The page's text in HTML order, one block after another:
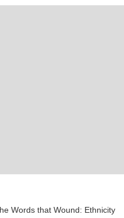
Words that Wound: Ethnicity